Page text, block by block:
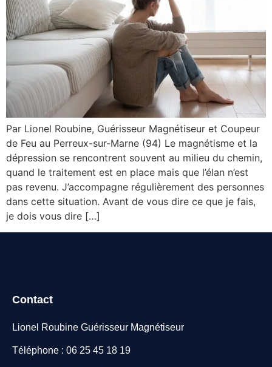
Par Lionel Roubine, Guérisseur Magnétiseur et Coupeur
de Feu au Perreux-sur-Marne (94) Le magnétisme et la
dépression se rencontrent souvent au milieu du chemin,
quand le traitement est en place mais que l’élan n’est
pas revenu. J’accompagne régulièrement des personnes
dans cette situation. Avant de vous dire ce que je fais,
je dois vous dire […]
Contact
Lionel Roubine Guérisseur Magnétiseur
Téléphone : 06 25 45 18 19